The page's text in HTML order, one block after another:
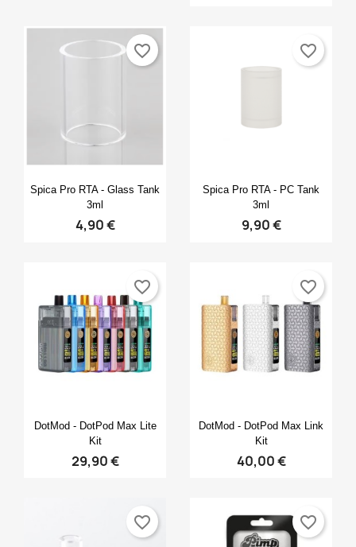
Anteprima
Spica Pro RTA - Glass Tank
3ml
4,90 €
favorite_border
Anteprima
Spica Pro RTA - PC Tank
3ml
9,90 €
favorite_border
 Anteprima
DotMod - DotPod Max Lite
Kit
29,90 €
favorite_border
 Anteprima
DotMod - DotPod Max Link
Kit
40,00 €
favorite_border
favorite_border favorite_border